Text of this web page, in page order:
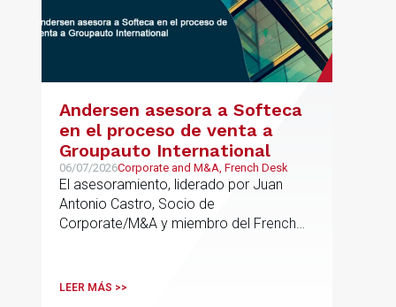
Andersen asesora a Softeca
en el proceso de venta a
Groupauto International
06/07/2026Corporate and M&A, French Desk
El asesoramiento, liderado por Juan
Antonio Castro, Socio de
Corporate/M&A y miembro del French
españolas que combinan los sectores
LEER MÁS >>